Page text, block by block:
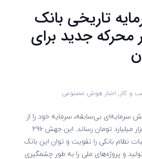
تاریخی بانک
محرکه جدید برای
و کار, اخبار هوش مصنوعی
سرمایه‌ای بی‌سابقه، سرمایه خود را از
۱۲۴ به بیش از ۴۲۰ هزار میلیارد تومان رساند. این جهش ۲۹۶
نظام بانکی را تقویت و توان این بانک
و پروژه‌های ملی را به طور چشمگیری